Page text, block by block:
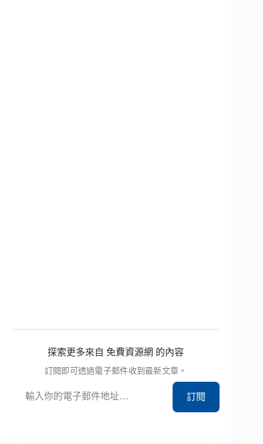
探索更多來自 免費資源網 的內容
訂閱即可透過電子郵件收到最新文章。
訂閱